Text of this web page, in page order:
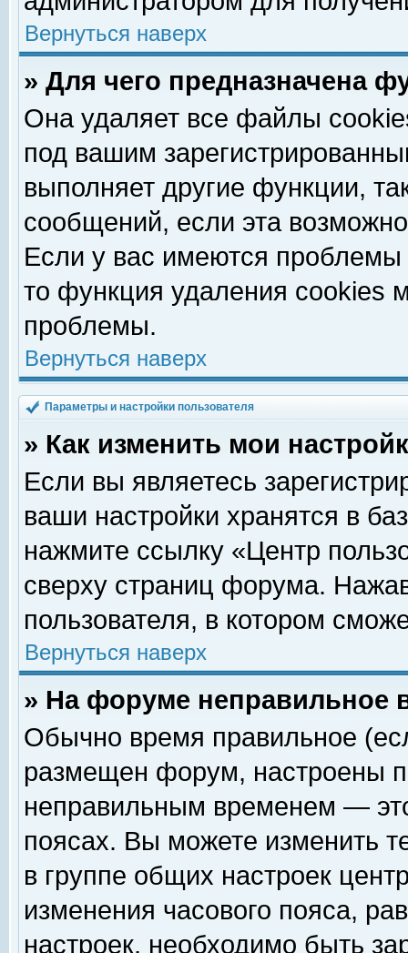
Вернуться наверх
» Для чего предназначена
Она удаляет все файлы
под вашим
выполняет другие функции,
сообщений, если эта
Если у вас имеются
то функция удаления cookies
проблемы.
Вернуться наверх
Параметры и настройки пользователя
» Как изменить мои
Если вы являетесь
ваши настройки хранятся в
нажмите ссылку «Центр
сверху страниц форума.
пользователя, в котором
Вернуться наверх
» На форуме неправильное
Обычно время правильное
размещен форум, настроены
неправильным временем —
поясах. Вы можете изменить
в группе общих настроек
изменения часового пояса,
настроек, необходимо быть